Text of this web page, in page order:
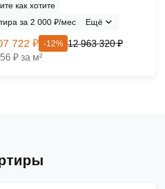
как хотите
за 2 000 ₽/мес
Ещё
722 ₽ -12% 12 963 320 ₽
₽ за м²